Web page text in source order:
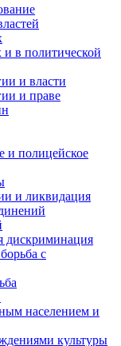
в политической
и власти
и праве
и полицейское
и ликвидация
дискриминация
с
населением и
культуры